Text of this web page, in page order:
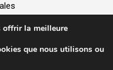
Informatique|
offrir la meilleure
que nous utilisons ou